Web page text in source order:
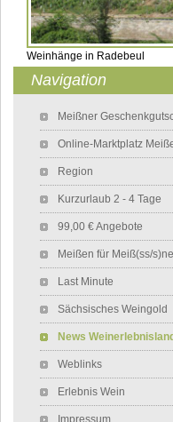
Weinhänge in Radebeul
Navigation
Meißner
Online-Marktplatz
Region
Kurzurlaub 2 - 4 Tage
99,00 € Angebote
Meißen für Meiß(ss/
Last Minute
Sächsisches Weingold
News Weinerlebnisland
Weblinks
Erlebnis Wein